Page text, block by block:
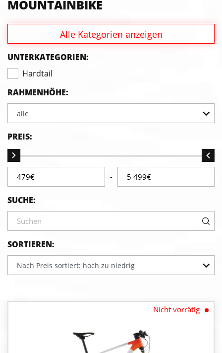
MOUNTAINBIKE
Alle Kategorien anzeigen
UNTERKATEGORIEN:
Hardtail
RAHMENHÖHE:
alle
PREIS:
-
SUCHE:
SORTIEREN:
Nach Preis sortiert: hoch zu niedrig
Nicht vorrätig